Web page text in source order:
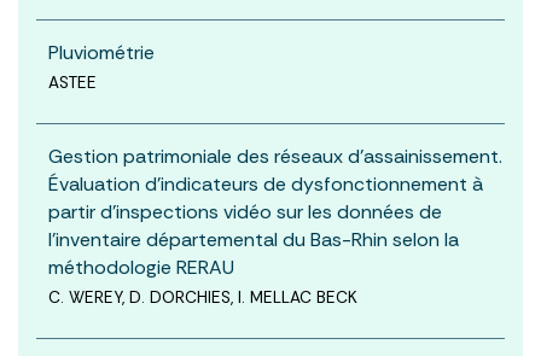
Pluviométrie
ASTEE
Gestion patrimoniale des réseaux d’assainissement.
Évaluation d’indicateurs de dysfonctionnement à
partir d’inspections vidéo sur les données de
l’inventaire départemental du Bas-Rhin selon la
méthodologie RERAU
C. WEREY, D. DORCHIES, I. MELLAC BECK